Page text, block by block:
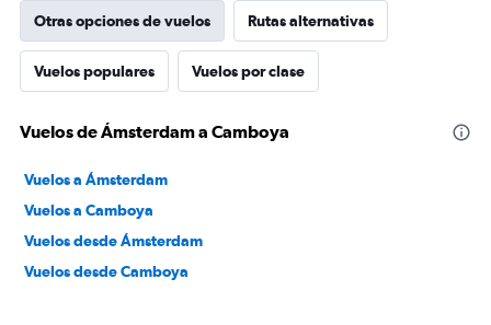
Otras opciones de vuelos Rutas alternativas
Vuelos populares Vuelos por clase
Vuelos de Ámsterdam a Camboya
Vuelos a Ámsterdam
Vuelos a Camboya
Vuelos desde Ámsterdam
Vuelos desde Camboya